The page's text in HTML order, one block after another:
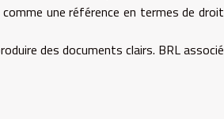
comme une référence en termes de droit
des documents clairs. BRL associé